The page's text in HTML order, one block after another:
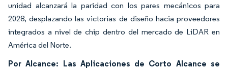
unidad alcanzará la paridad con los pares mecánicos para
2028, desplazando las victorias de diseño hacia proveedores
integrados a nivel de chip dentro del mercado de LiDAR en
América del Norte.
Por Alcance: Las Aplicaciones de Corto Alcance se